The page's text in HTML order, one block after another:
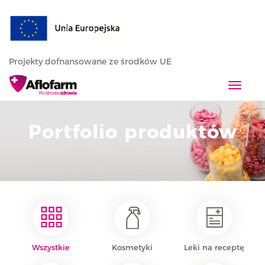
Projekty dofnansowane ze środków UE
T
o
g
g
l
e
n
a
Portfolio produktów
Wszystkie Kosmetyki Leki na receptę